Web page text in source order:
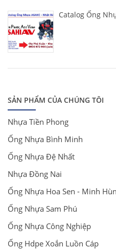
SẢN PHẨM CỦA CHÚNG TÔI
Nhựa Tiền Phong
Ống Nhựa Bình Minh
Ống Nhựa Đệ Nhất
Nhựa Đồng Nai
Ống Nhựa Hoa Sen - Minh
Ống Nhựa Sam Phú
Ống Nhựa Công Nghiệp
Ống Hdpe Xoắn Luồn Cáp
Catalog Ống